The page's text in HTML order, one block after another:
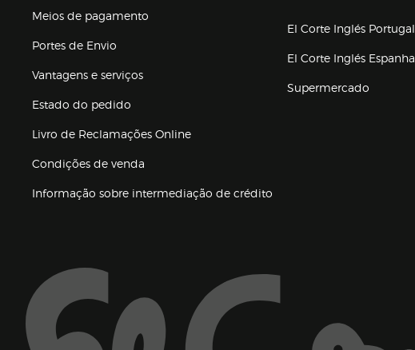
Meios de pagamento
Portes de Envio
Vantagens e serviços
Estado do pedido
Livro de Reclamações Online
Condições de venda
Informação sobre intermediação de crédito
El Corte Inglés Portugal
El Corte Inglés Espanha
Supermercado